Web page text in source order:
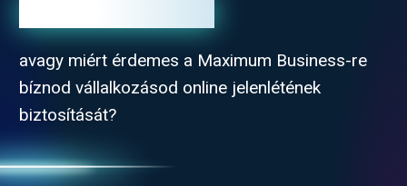
avagy miért érdemes a Maximum Business-re
bíznod vállalkozásod online jelenlétének
biztosítását?